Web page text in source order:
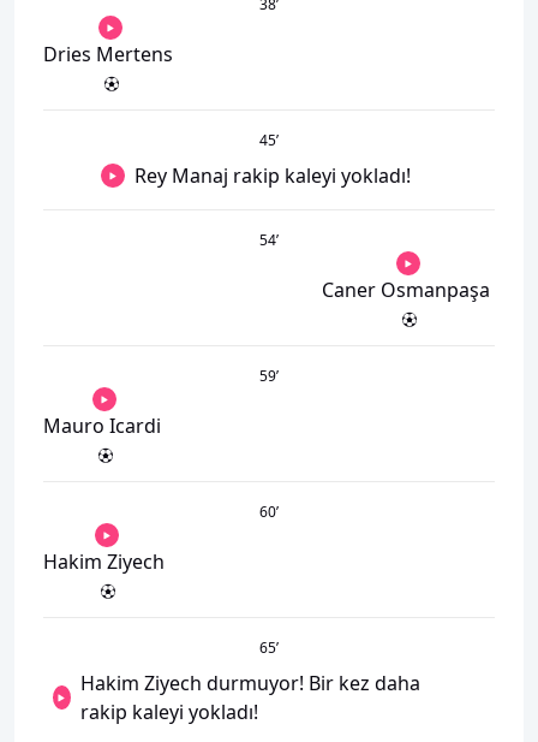
Dries Mertens
45’
Rey Manaj rakip kaleyi yokladı!
54’
Caner Osmanpaşa
59’
Mauro Icardi
60’
Hakim Ziyech
65’
Hakim Ziyech durmuyor! Bir kez daha
rakip kaleyi yokladı!